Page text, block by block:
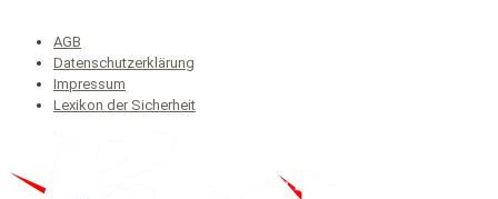
AGB
Datenschutzerklärung
Impressum
Lexikon der Sicherheit